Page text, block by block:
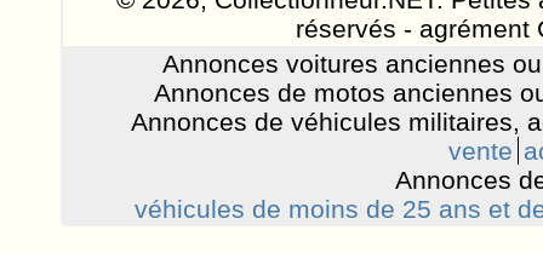
réservés - agrément
Annonces voitures anciennes
Annonces de motos anciennes
Annonces de véhicules militaires,
vente
Annonces
véhicules de moins de 25 ans et